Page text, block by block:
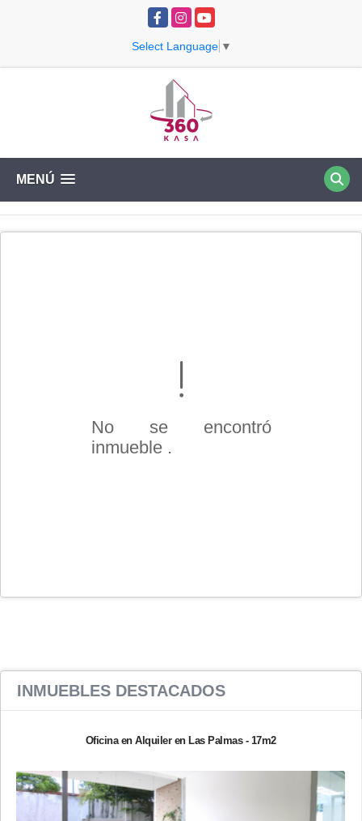
Facebook
InstagramYouTube
Select Language ▼
MENÚ
No se encontró
inmueble .
INMUEBLES DESTACADOS
Oficina en Alquiler en Las Palmas - 17m2